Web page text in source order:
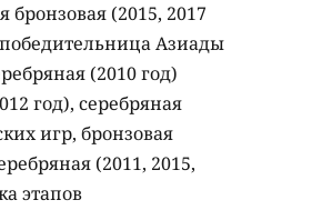
бронзовая (2015, 2017
Азиады
(2010 год)
год), серебряная
игр, бронзовая
(2011, 2015,
этапов